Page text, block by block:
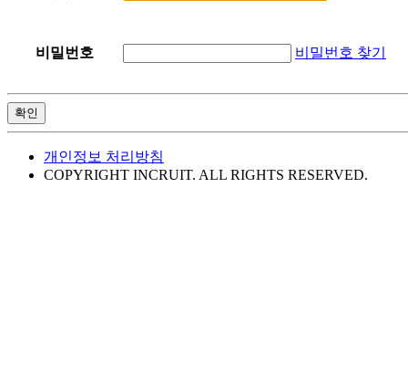
비밀번호 비밀번호 찾기
확인
개인정보 처리방침
COPYRIGHT INCRUIT. ALL RIGHTS RESERVED.